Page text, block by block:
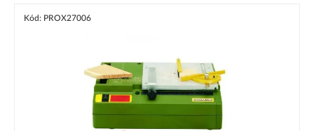
Kód: PROX27006